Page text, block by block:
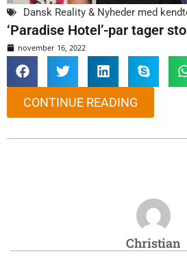
Dansk Reality & Nyheder med
‘Paradise Hotel’-par tager
november 16, 2022
CONTINUE READING
Christian